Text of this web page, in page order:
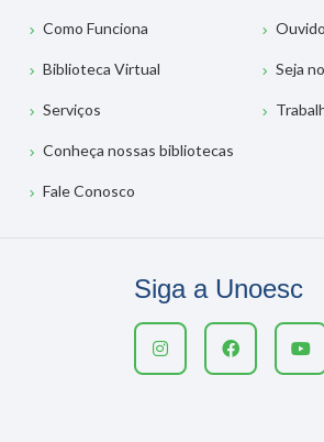
Como Funciona
Biblioteca Virtual
Serviços
Conheça nossas bibliotecas
Fale Conosco
Seja
Siga a Unoesc